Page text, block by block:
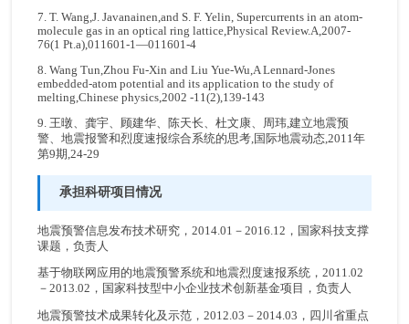
7. T. Wang,J. Javanainen,and S. F. Yelin, Supercurrents in an atom-
molecule gas in an optical ring lattice,Physical Review.A,2007-
76(1 Pt.a),011601-1—011601-4
8. Wang Tun,Zhou Fu-Xin and Liu Yue-Wu,A Lennard-Jones
embedded-atom potential and its application to the study of
melting,Chinese physics,2002 -11(2),139-143
9. 王暾、龚宇、顾建华、陈天长、杜文康、周玮,建立地震预
警、地震报警和烈度速报综合系统的思考,国际地震动态,2011年
第9期,24-29
承担科研项目情况
地震预警信息发布技术研究，2014.01－2016.12，国家科技支撑
课题，负责人
基于物联网应用的地震预警系统和地震烈度速报系统，2011.02
－2013.02，国家科技型中小企业技术创新基金项目，负责人
地震预警技术成果转化及示范，2012.03－2014.03，四川省重点